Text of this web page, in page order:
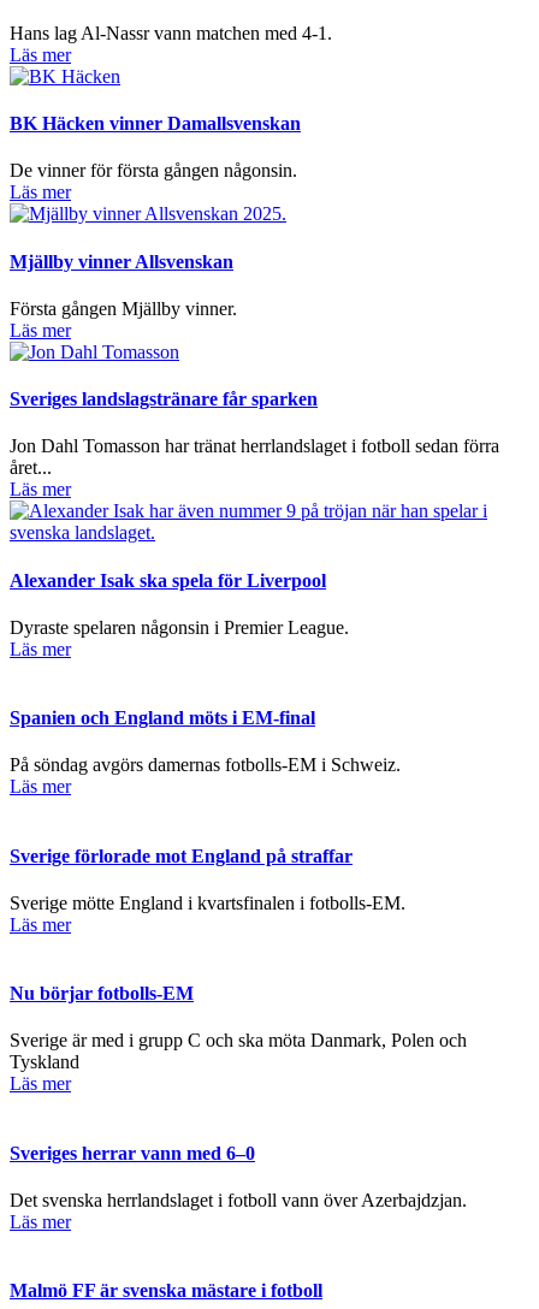
Hans lag Al-Nassr vann matchen med 4-1.
Läs mer
BK Häcken vinner Damallsvenskan
De vinner för första gången någonsin.
Läs mer
Mjällby vinner Allsvenskan
Första gången Mjällby vinner.
Läs mer
Sveriges landslagstränare får sparken
Jon Dahl Tomasson har tränat herrlandslaget i fotboll sedan förra
året...
Läs mer
Alexander Isak ska spela för Liverpool
Dyraste spelaren någonsin i Premier League.
Läs mer
Spanien och England möts i EM-final
På söndag avgörs damernas fotbolls-EM i Schweiz.
Läs mer
Sverige förlorade mot England på straffar
Sverige mötte England i kvartsfinalen i fotbolls-EM.
Läs mer
Nu börjar fotbolls-EM
Sverige är med i grupp C och ska möta Danmark, Polen och
Tyskland
Läs mer
Sveriges herrar vann med 6–0
Det svenska herrlandslaget i fotboll vann över Azerbajdzjan.
Läs mer
Malmö FF är svenska mästare i fotboll